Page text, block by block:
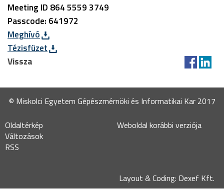
Meeting ID 864 5559 3749
Passcode: 641972
Meghívó
Tézisfüzet
Vissza
© Miskolci Egyetem Gépészmérnöki és Informatikai Kar 2017
Oldaltérkép
Változások
RSS
Weboldal korábbi verziója
Layout & Coding: Dexef Kft.